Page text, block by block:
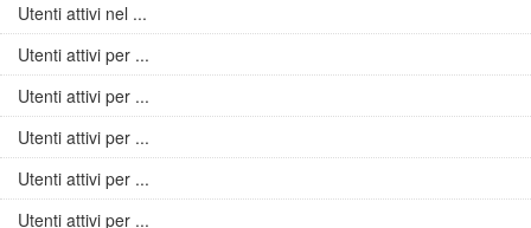
Utenti attivi nel ...
Utenti attivi per ...
Utenti attivi per ...
Utenti attivi per ...
Utenti attivi per ...
Utenti attivi per ...